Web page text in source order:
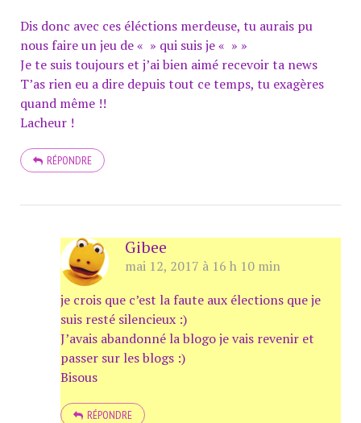
Dis donc avec ces éléctions merdeuse, tu aurais pu
nous faire un jeu de « » qui suis je « » »
Je te suis toujours et j’ai bien aimé recevoir ta news
T’as rien eu a dire depuis tout ce temps, tu exagères
quand même !!
Lacheur !
RÉPONDRE
Gibee
mai 12, 2017 à 16 h 10 min
je crois que c’est la faute aux élections que je
suis resté silencieux :)
J’avais abandonné la blogo je vais revenir et
passer sur les blogs :)
Bisous
RÉPONDRE